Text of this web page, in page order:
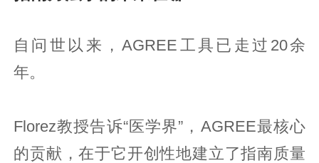
自问世以来，AGREE工具已走过20余
年。
Florez教授告诉“医学界”，AGREE最核心
的贡献，在于它开创性地建立了指南质量